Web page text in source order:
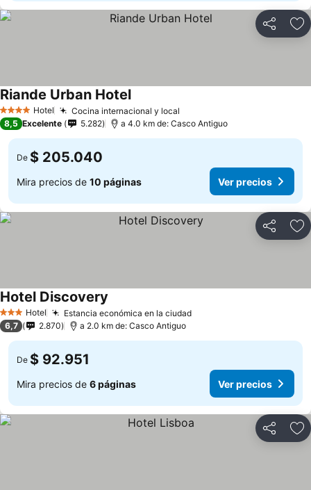
Compartir
4 EstrellasHotel Cocina internacional y local
Riande Urban Hotel
8,5 Excelente 5.282 a 4.0 km de: Casco Antiguo
De $ 205.040
Mira precios de 10 páginas Ver precios
Compartir
3 Estrellas
Hotel Estancia económica en la ciudad
Hotel Discovery
6,7 2.870 a 2.0 km de: Casco Antiguo
De $ 92.951
Mira precios de 6 páginas Ver precios
Compartir